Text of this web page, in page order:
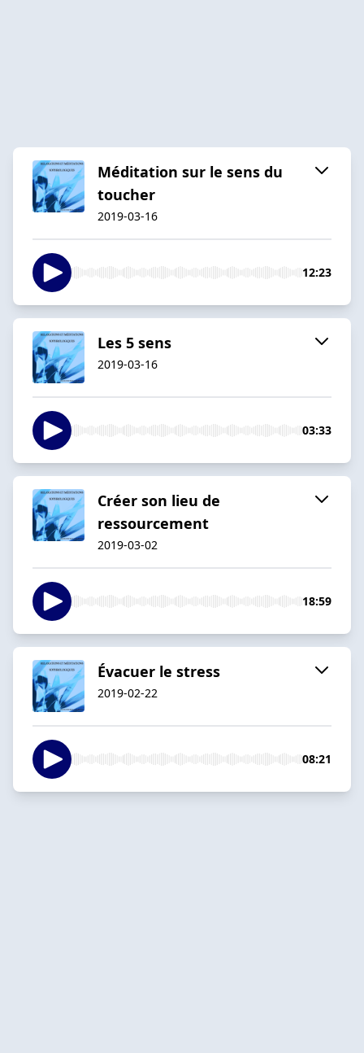
Méditation sur le sens du
toucher
2019-03-16
12:23
Les 5 sens
2019-03-16
03:33
Créer son lieu de
ressourcement
2019-03-02
18:59
Évacuer le stress
2019-02-22
08:21